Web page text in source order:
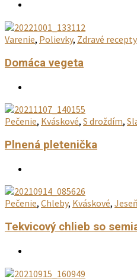
Varenie, Polievky, Zdravé recepty
Domáca vegeta
Pečenie, Kváskové, S droždím,
Plnená pletenička
Pečenie, Chleby, Kváskové, Jeseň
Tekvicový chlieb so